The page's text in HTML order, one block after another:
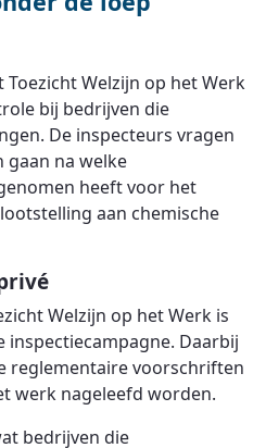
Welzijn op het Werk
bij bedrijven die
De inspecteurs vragen
gaan na welke
heeft voor het
aan chemische
Welzijn op het Werk is
Daarbij
reglementaire voorschriften
werk nageleefd worden.
bedrijven die